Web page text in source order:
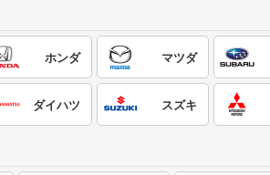
残価設定プラン
電気自動車（EV）
ホンダ マツダ
ダイハツ スズキ